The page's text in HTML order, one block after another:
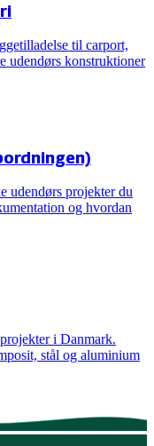
til carport,
udendørs konstruktioner
udendørs projekter du
og hvordan
i Danmark.
stål og aluminium